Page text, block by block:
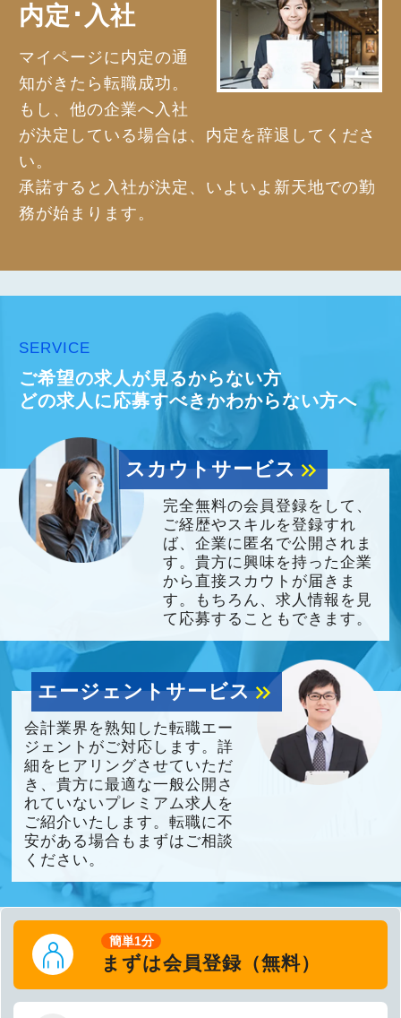
内定･入社
マイページに内定の通
知がきたら転職成功。
もし、他の企業へ入社
が決定している場合は、内定を辞退してくださ
い。
承諾すると入社が決定、いよいよ新天地での勤
務が始まります。
SERVICE
ご希望の求人が見るからない方
どの求人に応募すべきかわからない方へ
スカウトサービスkeyboard_double_arrow_right
完全無料の会員登録をして、
ご経歴やスキルを登録すれ
ば、企業に匿名で公開されま
す。貴方に興味を持った企業
から直接スカウトが届きま
す。もちろん、求人情報を見
て応募することもできます。
エージェントサービスkeyboard_double_arrow_right
会計業界を熟知した転職エー
ジェントがご対応します。詳
細をヒアリングさせていただ
き、貴方に最適な一般公開さ
れていないプレミアム求人を
ご紹介いたします。転職に不
安がある場合もまずはご相談
ください。
簡単1分
まずは会員登録（無料）